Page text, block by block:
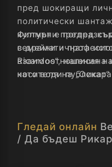
пред шокиращи
политически
културни
в драматичната
Ricardos“,
носителя на
Филмът е поглед
семейни и
взаимоотношения
като води
Бол и Арназ по
критична седмица
Гледай онлайн
/ Да бъдеш